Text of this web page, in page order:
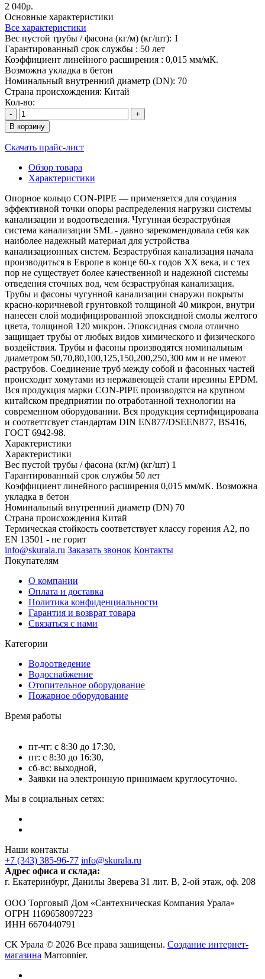
2 040р.
Основные характеристики
Все характеристики
Вес пустой трубы / фасона (кг/м) (кг/шт): 1
Гарантированный срок службы : 50 лет
Коэффициент линейного расширения : 0,015 мм/мК.
Возможна укладка в бетон
Номинальный внутренний диаметр (DN): 70
Страна происхождения: Китай
Кол-во:
-
+
В корзину
Скачать прайс-лист
Обзор товара
Характеристики
Опорное кольцо CON-PIPE — применяется для создания
эффективной точки опоры распределения нагрузки системы
канализации и водоотведения. Чугунная безраструбная
система канализации SML - давно зарекомендовала себя как
наиболее надежный материал для устройства
канализационных систем. Безраструбная канализация начала
производиться в Европе в конце 60-х годов XX века, и с тех
пор не существует более качественной и надежной системы
отведения сточных вод, чем безраструбная канализация.
Трубы и фасоны чугунной канализации снаружи покрыты
красно-коричневой грунтовкой толщиной 40 микрон, внутри
нанесен слой модифицированной эпоксидной смолы желтого
цвета, толщиной 120 микрон. Эпоксидная смола отлично
защищает трубы от любых видов химического и физического
воздействия. Трубы и фасоны производятся номинальным
диаметром 50,70,80,100,125,150,200,250,300 мм и не имеют
раструбов. Соединение труб между собой и фасонных частей
происходит хомутами из нержавеющей стали ирезины EPDM.
Вся продукция марки CON-PIPE производятся на крупном
китайском предприятии по отработанной технологии на
современном оборудовании. Вся продукция сертифицирована
и соответтсвует стандартам DIN EN877/DSEEN877, BS416,
ГОСТ 6942-98.
Характеристики
Характеристики
Вес пустой трубы / фасона (кг/м) (кг/шт) 1
Гарантированный срок службы 50 лет
Коэффициент линейного расширения 0,015 мм/мК. Возможна
укладка в бетон
Номинальный внутренний диаметр (DN) 70
Страна происхождения Китай
Термическая стойкость соответствует классу горения А2, по
EN 13501 - не горит
info@skurala.ru Заказать звонок Контакты
Покупателям
О компании
Оплата и доставка
Политика конфиденциальности
Гарантия и возврат товара
Связаться с нами
Категории
Водоотведение
Водоснабжение
Отопительное оборудование
Пожарное оборудование
Время работы
пт-чт: с 8:30 до 17:30,
пт: с 8:30 до 16:30,
сб-вс: выходной,
Заявки на электронную принимаем круглосуточно.
Мы в социальных сетях:
Наши контакты
+7 (343) 385-96-77 info@skurala.ru
Адрес офиса и склада:
г. Екатеринбург, Данилы Зверева 31 лит. В, 2-ой этаж, оф. 208
ООО Торговый Дом «Сантехническая Компания Урала»
ОГРН 1169658097223
ИНН 6670440791
СК Урала © 2026 Все права защищены. Создание интернет-
магазина Marronnier.